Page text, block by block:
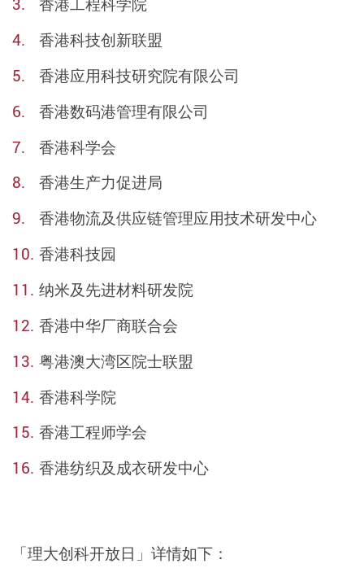
香港科技创新联盟
香港应用科技研究院有限公司
香港数码港管理有限公司
香港科学会
香港生产力促进局
香港物流及供应链管理应用技术研发中心
香港科技园
纳米及先进材料研发院
香港中华厂商联合会
粤港澳大湾区院士联盟
香港科学院
香港工程师学会
香港纺织及成衣研发中心
「理大创科开放日」详情如下：